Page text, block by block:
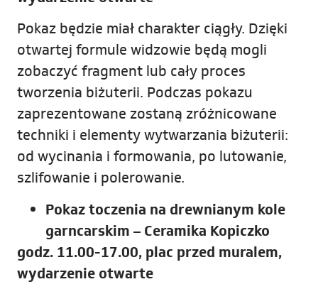
Pokaz będzie miał charakter ciągły. Dzięki
otwartej formule widzowie będą mogli
zobaczyć fragment lub cały proces
tworzenia biżuterii. Podczas pokazu
zaprezentowane zostaną zróżnicowane
techniki i elementy wytwarzania biżuterii:
od wycinania i formowania, po lutowanie,
szlifowanie i polerowanie.
Pokaz toczenia na drewnianym kole
garncarskim – Ceramika Kopiczko
godz. 11.00-17.00, plac przed muralem,
wydarzenie otwarte